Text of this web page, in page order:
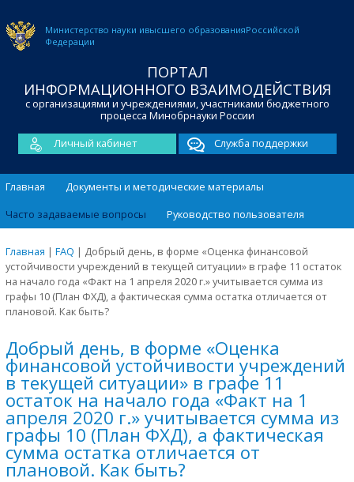
Министерство науки ивысшего образованияРоссийской
Федерации
ПОРТАЛ
ИНФОРМАЦИОННОГО ВЗАИМОДЕЙСТВИЯ
с организациями и учреждениями, участниками бюджетного
процесса Минобрнауки России
Личный кабинет
Служба поддержки
Главная
Документы и методические материалы
Часто задаваемые вопросы
Руководство пользователя
Главная | FAQ | Добрый день, в форме «Оценка финансовой
устойчивости учреждений в текущей ситуации» в графе 11 остаток
на начало года «Факт на 1 апреля 2020 г.» учитывается сумма из
графы 10 (План ФХД), а фактическая сумма остатка отличается от
плановой. Как быть?
Добрый день, в форме «Оценка
финансовой устойчивости учреждений
в текущей ситуации» в графе 11
остаток на начало года «Факт на 1
апреля 2020 г.» учитывается сумма из
графы 10 (План ФХД), а фактическая
сумма остатка отличается от
плановой. Как быть?